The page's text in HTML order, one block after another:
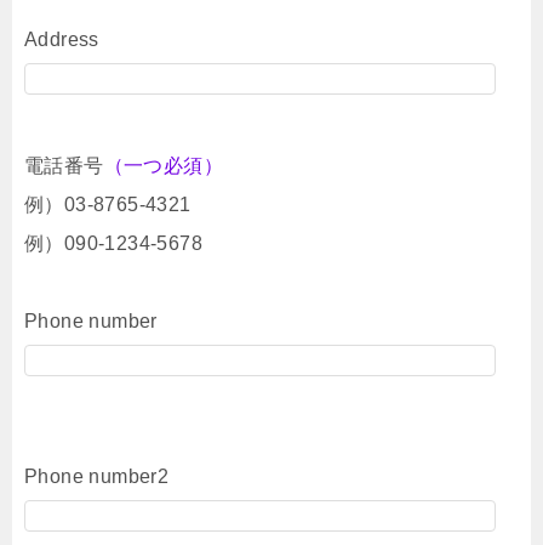
Address
電話番号 （一つ必須）
例）03-8765-4321
例）090-1234-5678
Phone number
Phone number2